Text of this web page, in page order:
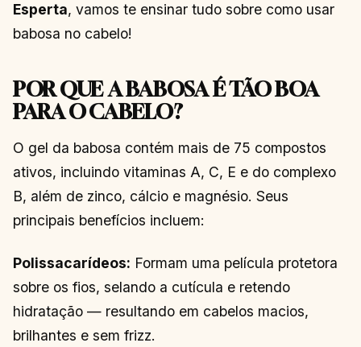
Esperta, vamos te ensinar tudo sobre como usar
babosa no cabelo!
POR QUE A BABOSA É TÃO BOA
PARA O CABELO?
O gel da babosa contém mais de 75 compostos
ativos, incluindo vitaminas A, C, E e do complexo
B, além de zinco, cálcio e magnésio. Seus
principais benefícios incluem:
Polissacarídeos: Formam uma película protetora
sobre os fios, selando a cutícula e retendo
hidratação — resultando em cabelos macios,
brilhantes e sem frizz.